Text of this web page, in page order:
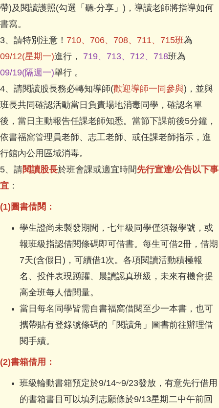
帶)及閱讀護照(勾選「聽‧分享」)，導讀老師將指導如何
書寫。
3、請特別注意！ 710、706、708、711、715班為
09/12(星期一)進行， 719、713、712、718班為
09/19(隔週一)舉行 。
4、請閱讀股長務必轉知導師(歡迎導師一同參與)，並與
班長共同確認活動當日負責場地消毒同學，確認名單
後，當日主動報告任課老師知悉。當節下課前後5分鐘，
依書福窩管理員老師、志工老師、或任課老師指示，進
行館內公用區域消毒。
5、請閱讀股長於班會課或適宜時間先行宣達/公告以下事
宜 ：
(1)圖書借閱：
學生證尚未製發期間，七年級同學僅須報學號，或
報班級指認借閱條碼即可借書。每生可借2冊，借期
7天(含假日)，可續借1次。各項閱讀活動積極報
名、投件表現踴躍、晨讀認真班級，未來有機會提
高全班每人借閱量。
當日每名同學皆需自書福窩借閱至少一本書，也可
攜帶貼有登錄號條碼的「閱讀角」圖書前往辦理借
閱手續。
(2)書箱借用：
班級輪動書箱預定於9/14~9/23發放，有意先行借用
的書箱書目可以填列志願條於9/13星期二中午前回